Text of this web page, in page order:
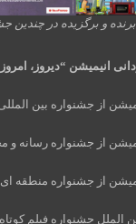
برنده و برگزیده در چندین
انیمیشن “دیروز،
از جشنواره بین المللی
از جشنواره رسانه
از جشنواره منطقه
جشنواره فیلم